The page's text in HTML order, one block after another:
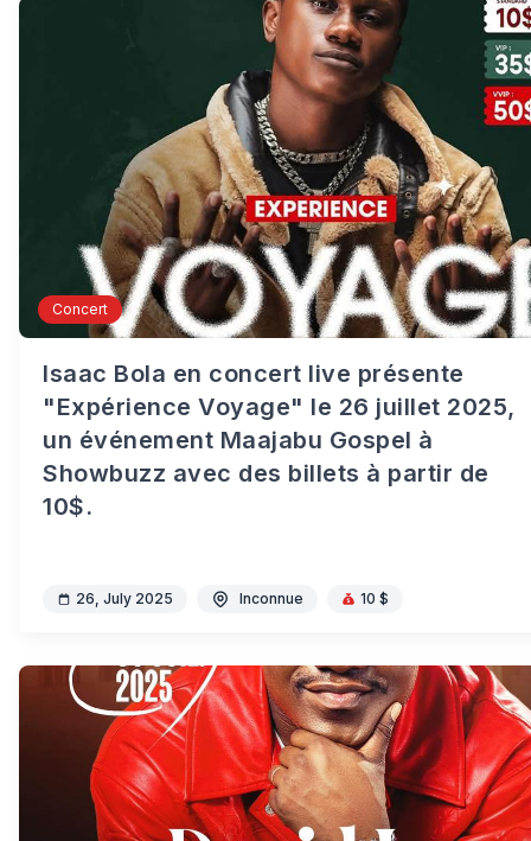
Concert
Isaac Bola en concert live présente
"Expérience Voyage" le 26 juillet 2025,
un événement Maajabu Gospel à
Showbuzz avec des billets à partir de
10$.
26, July 2025 Inconnue 10 $